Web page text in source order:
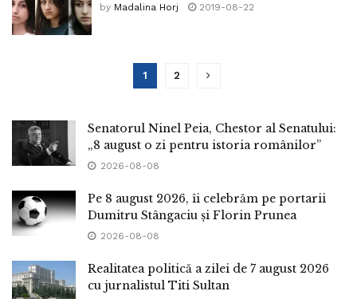
by Madalina Horj 2019-08-22
1 2
Senatorul Ninel Peia, Chestor al Senatului:
„8 august o zi pentru istoria românilor”
2026-08-08
Pe 8 august 2026, îi celebrăm pe portarii
Dumitru Stângaciu și Florin Prunea
2026-08-08
Realitatea politică a zilei de 7 august 2026
cu jurnalistul Titi Sultan